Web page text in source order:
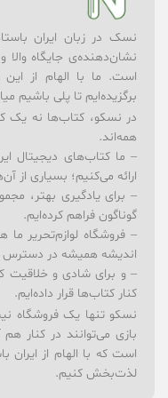
نسک در زبان ایران
نشان‌دهنده‌ی جایگاه والا
است. ما با الهام از
برگزیده‌ایم تا پلی باشیم
در نسکو، کتاب‌ها نه یک
همه‌اند.
– ما کتاب‌های دیجیتال
ارائه می‌کنیم؛ بسیاری از
– برای یادگیری بهتر،
گوناگون فراهم کرده‌ایم.
– فروشگاه لوازم‌تحریر
اندیشه همیشه در دسترس
– و برای شادی و خلاقیت
کنار کتاب‌ها قرار داده‌ایم.
نسکو تنها یک فروشگاه
بازی می‌توانند در کنار
است که با الهام از ایران
لذت‌بخش کنیم.